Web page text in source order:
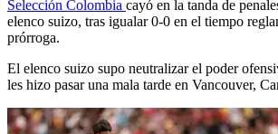
Selección Colombia cayó en la tanda de
elenco suizo, tras igualar 0-0 en el tiempo
prórroga.
El elenco suizo supo neutralizar el poder
les hizo pasar una mala tarde en Vancouver,